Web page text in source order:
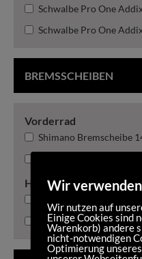
Schwalbe Pro One
Schwalbe Pro One
BREMSSCHEIBEN
Vorderrad
Shimano Bremscheibe
Hinterrad
Shimano Bremscheibe
Wir
Wir nutzen auf
Einige Cookies sind
Warenkorb) andere
nicht-notwendigen
Optimierung